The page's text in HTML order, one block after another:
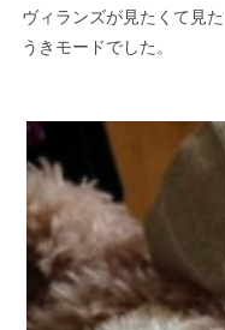
ヴィランズが見たくて見
うきモードでした。